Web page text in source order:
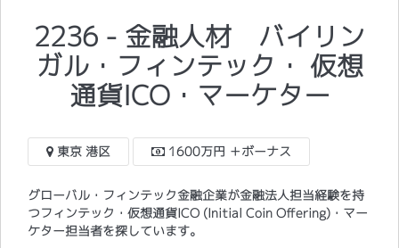
2236 - 金融人材 バイリン
ガル・フィンテック・ 仮想
通貨ICO・マーケター
東京 港区 1600万円 ＋ボーナス
グローバル・フィンテック金融企業が金融法人担当経験を持
つフィンテック・仮想通貨ICO (Initial Coin Offering)・マー
ケター担当者を探しています。